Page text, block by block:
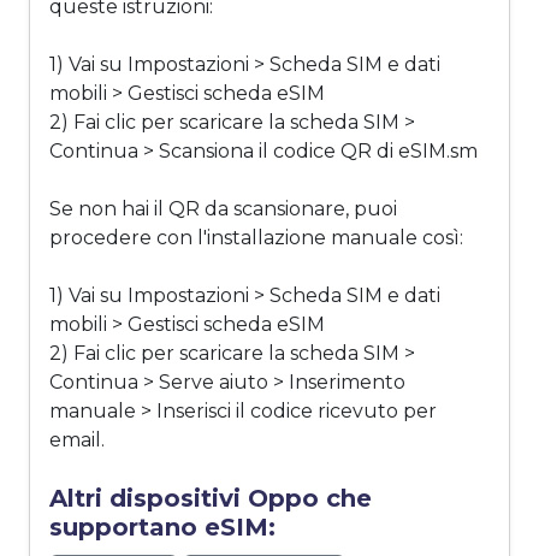
queste istruzioni:
1) Vai su Impostazioni > Scheda SIM e dati
mobili > Gestisci scheda eSIM
2) Fai clic per scaricare la scheda SIM >
Continua > Scansiona il codice QR di eSIM.sm
Se non hai il QR da scansionare, puoi
procedere con l'installazione manuale così:
1) Vai su Impostazioni > Scheda SIM e dati
mobili > Gestisci scheda eSIM
2) Fai clic per scaricare la scheda SIM >
Continua > Serve aiuto > Inserimento
manuale > Inserisci il codice ricevuto per
email.
Altri dispositivi Oppo che
supportano eSIM: